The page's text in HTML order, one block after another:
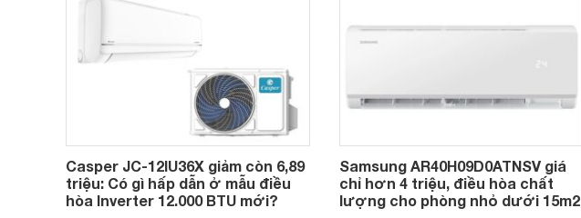
Casper JC-12IU36X giảm còn 6,89
triệu: Có gì hấp dẫn ở mẫu điều
hòa Inverter 12.000 BTU mới?
Samsung AR40H09D0ATNSV giá
chỉ hơn 4 triệu, điều hòa chất
lượng cho phòng nhỏ dưới 15m2